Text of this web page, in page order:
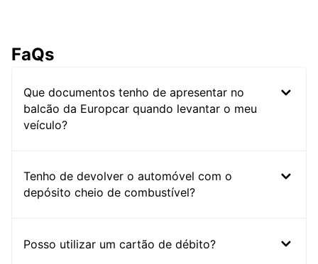
FaQs
Que documentos tenho de apresentar no
balcão da Europcar quando levantar o meu
veículo?
Tenho de devolver o automóvel com o
depósito cheio de combustível?
Posso utilizar um cartão de débito?